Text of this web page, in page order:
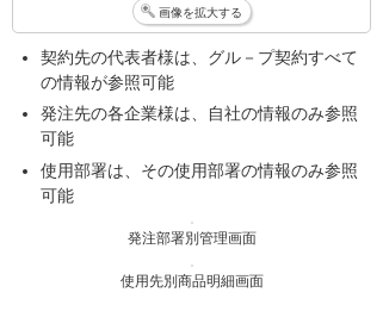
画像を拡大する
契約先の代表者様は、グル－プ契約すべて
の情報が参照可能
発注先の各企業様は、自社の情報のみ参照
可能
使用部署は、その使用部署の情報のみ参照
可能
発注部署別管理画面
使用先別商品明細画面